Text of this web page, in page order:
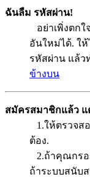
ฉันลืม รหัสผ่าน!
อย่าเพิ่งตก
อันใหม่ได้. ใ
รหัสผ่าน แล้ว
ข้างบน
สมัครสมาชิกแล้ว แ
1.ให้ตรวจส
ต้อง.
2.ถ้าคุณกรอ
ถ้าระบบสนับ